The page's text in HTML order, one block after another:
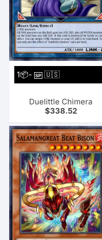
1📦-SP 🇺🇸
Duelittle Chimera
$338.52